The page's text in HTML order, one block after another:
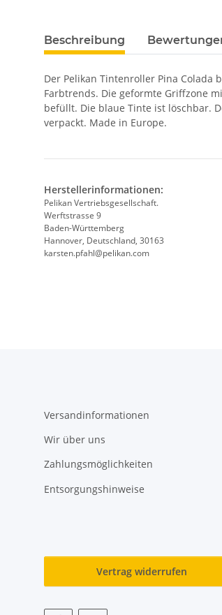
Beschreibung
Der Pelikan Tintenroller Pina
Farbtrends. Die geformte Griffzone
befüllt. Die blaue Tinte ist löschbar.
verpackt. Made in Europe.
Herstellerinformationen:
Pelikan Vertriebsgesellschaft.
Werftstrasse 9
Baden-Württemberg
Hannover, Deutschland, 30163
karsten.pfahl@pelikan.com
Versandinformationen
Wir über uns
Zahlungsmöglichkeiten
Entsorgungshinweise
Vertrag widerrufen